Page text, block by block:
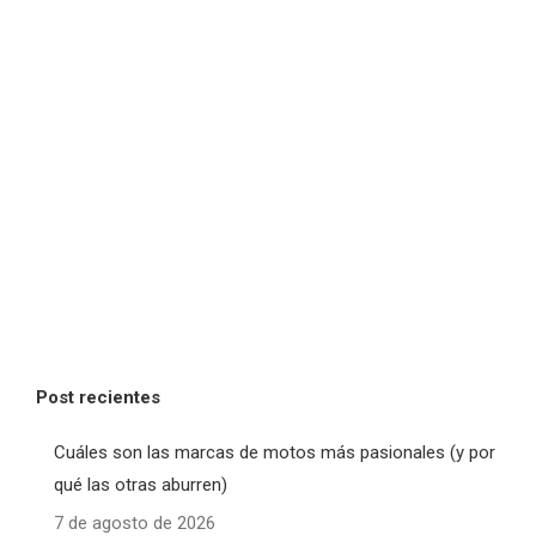
Post recientes
Cuáles son las marcas de motos más pasionales (y por
qué las otras aburren)
7 de agosto de 2026